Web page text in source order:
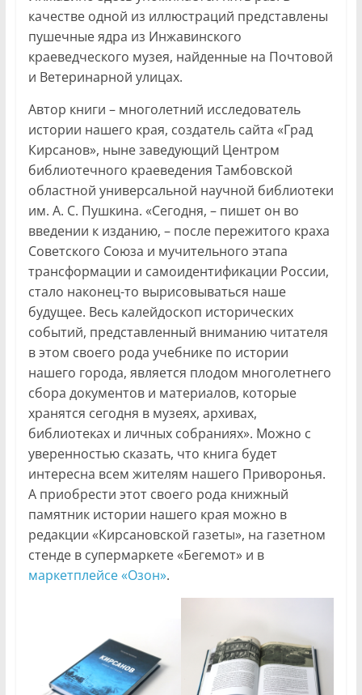
качестве одной из иллюстраций представлены
пушечные ядра из Инжавинского
краеведческого музея, найденные на Почтовой
и Ветеринарной улицах.
Автор книги – многолетний исследователь
истории нашего края, создатель сайта «Град
Кирсанов», ныне заведующий Центром
библиотечного краеведения Тамбовской
областной универсальной научной библиотеки
им. А. С. Пушкина. «Сегодня, – пишет он во
введении к изданию, – после пережитого краха
Советского Союза и мучительного этапа
трансформации и самоидентификации России,
стало наконец-то вырисовываться наше
будущее. Весь калейдоскоп исторических
событий, представленный вниманию читателя
в этом своего рода учебнике по истории
нашего города, является плодом многолетнего
сбора документов и материалов, которые
хранятся сегодня в музеях, архивах,
библиотеках и личных собраниях». Можно с
уверенностью сказать, что книга будет
интересна всем жителям нашего Приворонья.
А приобрести этот своего рода книжный
памятник истории нашего края можно в
редакции «Кирсановской газеты», на газетном
стенде в супермаркете «Бегемот» и в
маркетплейсе «Озон».